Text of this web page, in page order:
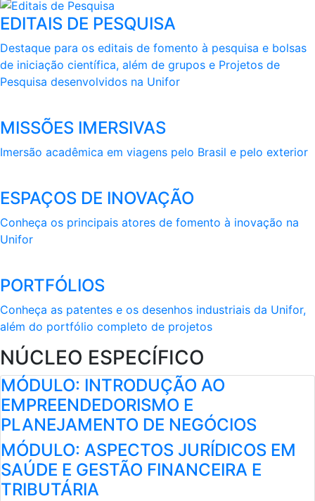
EDITAIS DE PESQUISA
Destaque para os editais de fomento à pesquisa e bolsas
de iniciação científica, além de grupos e Projetos de
Pesquisa desenvolvidos na Unifor
MISSÕES IMERSIVAS
Imersão acadêmica em viagens pelo Brasil e pelo exterior
ESPAÇOS DE INOVAÇÃO
Conheça os principais atores de fomento à inovação na
Unifor
PORTFÓLIOS
Conheça as patentes e os desenhos industriais da Unifor,
além do portfólio completo de projetos
NÚCLEO ESPECÍFICO
MÓDULO: INTRODUÇÃO AO
EMPREENDEDORISMO E
PLANEJAMENTO DE NEGÓCIOS
MÓDULO: ASPECTOS JURÍDICOS EM
SAÚDE E GESTÃO FINANCEIRA E
TRIBUTÁRIA